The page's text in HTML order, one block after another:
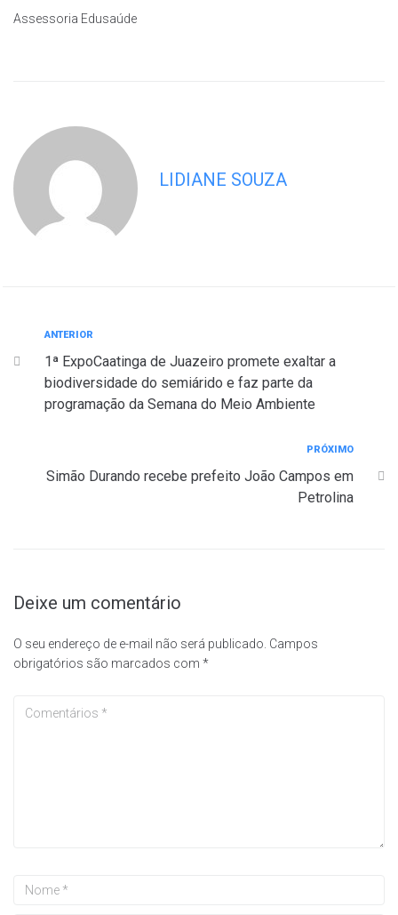
Assessoria Edusaúde
LIDIANE SOUZA
ANTERIOR
1ª ExpoCaatinga de Juazeiro promete exaltar a
biodiversidade do semiárido e faz parte da
programação da Semana do Meio Ambiente
PRÓXIMO
Simão Durando recebe prefeito João Campos em
Petrolina
Deixe um comentário
O seu endereço de e-mail não será publicado. Campos
obrigatórios são marcados com *